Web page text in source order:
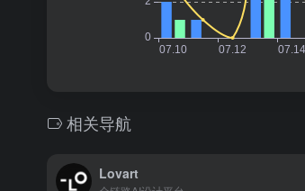
相关导航
Lovart